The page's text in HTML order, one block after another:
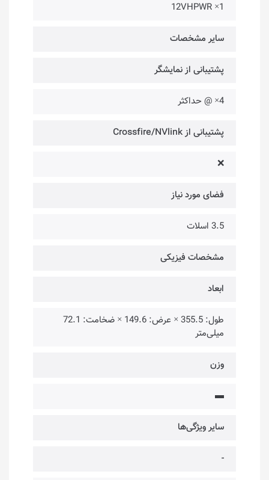
12VHPWR ×1
سایر مشخصات
پشتیبانی از نمایشگر
4× @ حداکثر
پشتیبانی از Crossfire/NVlink
❌
فضای مورد نیاز
3.5 اسلات
مشخصات فیزیکی
ابعاد
طول: 355.5 × عرض: 149.6 × ضخامت: 72.1
میلی‌متر
وزن
▬
سایر ویژگی‌ها
-